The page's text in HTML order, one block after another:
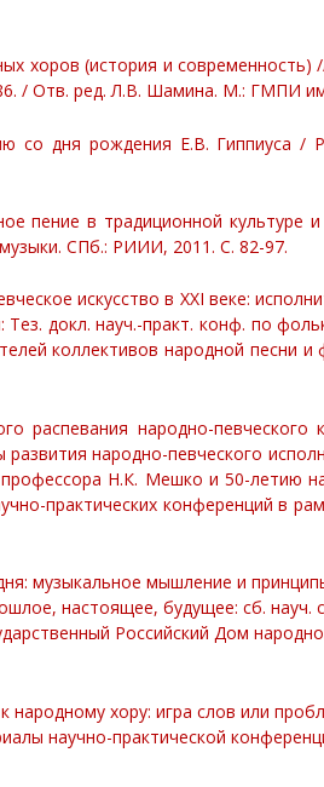
хоров (история и современность)
/ Отв. ред. Л.В. Шамина. М.: ГМПИ
со дня рождения Е.В. Гиппиуса /
пение в традиционной культуре
СПб.: РИИИ, 2011. С. 82-97.
искусство в XXI веке:
Тез. докл. науч.-практ. конф. по
коллективов народной песни
распевания народно-певческого
народно-певческого
Н.К. Мешко и 50-летию
практических конференций в
музыкальное мышление и
настоящее, будущее: сб. науч.
Российский Дом
народному хору: игра слов или
научно-практической